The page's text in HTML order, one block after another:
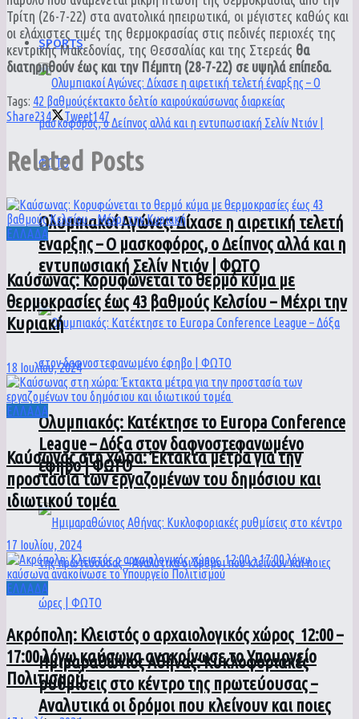
SPORTS
Ολυμπιακοί Αγώνες: Δίχασε η αιρετική τελετή
έναρξης – Ο μασκοφόρος, ο Δείπνος αλλά και η
εντυπωσιακή Σελίν Ντιόν | ΦΩΤΟ
Ολυμπιακός: Κατέκτησε το Europa Conference
League – Δόξα στον δαφνοστεφανωμένο
έφηβο | ΦΩΤΟ
Ημιμαραθώνιος Αθήνας: Κυκλοφοριακές
ρυθμίσεις στο κέντρο της πρωτεύουσας –
Αναλυτικά οι δρόμοι που κλείνουν και ποιες
Τρίτη (26-7-22) στα ανατολικά ηπειρωτικά, οι μέγιστες καθώς και
οι ελάχιστες τιμές της θερμοκρασίας στις πεδινές περιοχές της
κεντρικής Μακεδονίας, της Θεσσαλίας και της Στερεάς θα
διατηρηθούν έως και την Πέμπτη (28-7-22) σε υψηλά επίπεδα.
Tags: 42 βαθμούςέκτακτο δελτίο καιρούκαύσωνας διαρκείας
Share234 Tweet147
Related Posts
ΕΛΛΑΔΑ
Καύσωνας: Κορυφώνεται το θερμό κύμα με
θερμοκρασίες έως 43 βαθμούς Κελσίου – Μέχρι την
Κυριακή
18 Ιουλίου, 2024
ΕΛΛΑΔΑ
Καύσωνας στη χώρα: Έκτακτα μέτρα για την
προστασία των εργαζομένων του δημόσιου και
ιδιωτικού τομέα
17 Ιουλίου, 2024
ΕΛΛΑΔΑ
Ακρόπολη: Κλειστός ο αρχαιολογικός χώρος 12:00 –
17:00 λόγω καύσωνα ανακοίνωσε το Υπουργείο
Πολιτισμού